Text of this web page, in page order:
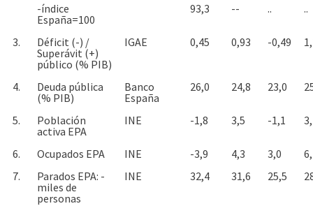
-índice
España=100
93,3 -- .. ..
3.
Déficit (-) /
Superávit (+)
público (% PIB)
IGAE 0,45 0,93 -0,49
4.
Deuda pública
(% PIB)
Banco
España
26,0 24,8 23,0
5.
Población
activa EPA
INE -1,8 3,5 -1,1
6. Ocupados EPA INE -3,9 4,3 3,0
7.
Parados EPA: -
miles de
personas
INE 32,4 31,6 25,5